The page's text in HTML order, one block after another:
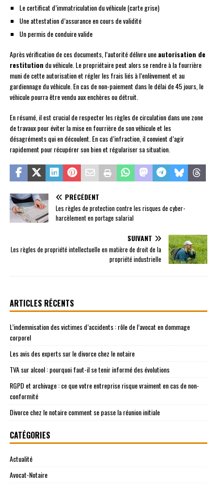
Le certificat d’immatriculation du véhicule (carte grise)
Une attestation d’assurance en cours de validité
Un permis de conduire valide
Après vérification de ces documents, l’autorité délivre uneautorisation de
restitution du véhicule. Le propriétaire peut alors se rendre à la fourrière
muni de cette autorisation et régler les frais liés à l’enlèvement et au
gardiennage du véhicule. En cas de non-paiement dans le délai de 45 jours, le
véhicule pourra être vendu aux enchères ou détruit.
En résumé, il est crucial de respecter les règles de circulation dans une zone
de travaux pour éviter la mise en fourrière de son véhicule et les
désagréments qui en découlent. En cas d’infraction, il convient d’agir
rapidement pour récupérer son bien et régulariser sa situation.
PRÉCÉDENT
Les règles de protection contre les risques de cyber-
harcèlement en portage salarial
SUIVANT
Les règles de propriété intellectuelle en matière de droit de la
propriété industrielle
ARTICLES RÉCENTS
L’indemnisation des victimes d’accidents : rôle de l’avocat en dommage
corporel
Les avis des experts sur le divorce chez le notaire
TVA sur alcool : pourquoi faut-il se tenir informé des évolutions
RGPD et archivage : ce que votre entreprise risque vraiment en cas de non-
conformité
Divorce chez le notaire comment se passe la réunion initiale
CATÉGORIES
Actualité
Avocat-Notaire